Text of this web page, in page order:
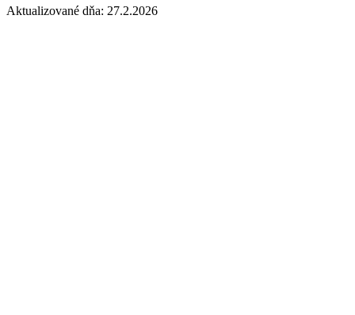
Aktualizované dňa: 27.2.2026